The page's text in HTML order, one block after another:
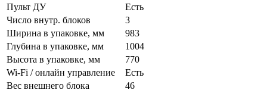
Пульт ДУ
Есть
Число внутр. блоков
3
Ширина в упаковке, мм
983
Глубина в упаковке, мм
1004
Высота в упаковке, мм
770
Wi-Fi / онлайн управление
Есть
Вес внешнего блока
46